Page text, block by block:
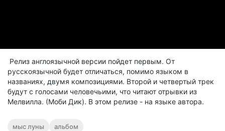
Релиз англоязычной версии пойдет первым. От
русскоязычной будет отличаться, помимо языком в
названиях, двумя композициями. Второй и четвертый трек
будут с голосами человечьими, что читают отрывки из
Мелвилла. (Моби Дик). В этом релизе - на языке автора.
мыс луны альбом